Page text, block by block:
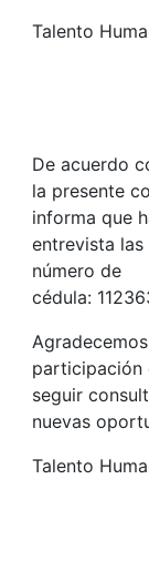
Talento
De acuerdo
la presente
informa que
entrevista
número de
cédula:
participación
seguir
nuevas
Talento